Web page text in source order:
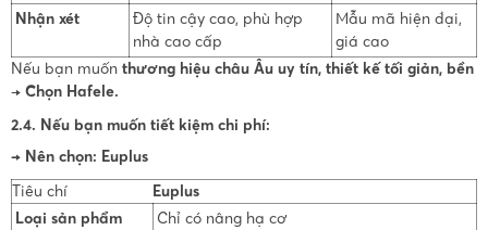
Nhận xét
Độ tin cậy cao, phù hợp
nhà cao cấp
Mẫu mã hiện đại,
giá cao
Nếu bạn muốn thương hiệu châu Âu uy tín, thiết kế tối giản, bền
→ Chọn Hafele.
2.4. Nếu bạn muốn tiết kiệm chi phí:
→ Nên chọn: Euplus
Tiêu chí
Euplus
Loại sản phẩm
Chỉ có nâng hạ cơ